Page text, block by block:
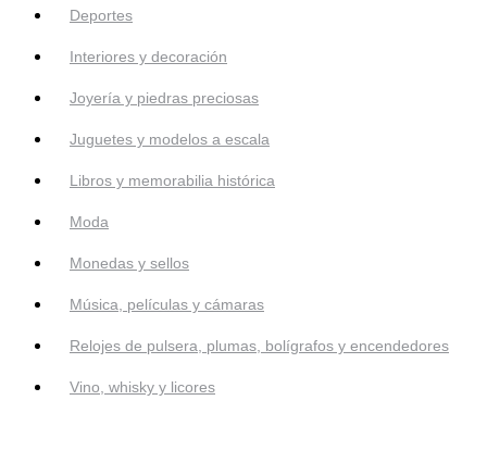
Deportes
Interiores y decoración
Joyería y piedras preciosas
Juguetes y modelos a escala
Libros y memorabilia histórica
Moda
Monedas y sellos
Música, películas y cámaras
Relojes de pulsera, plumas, bolígrafos y encendedores
Vino, whisky y licores